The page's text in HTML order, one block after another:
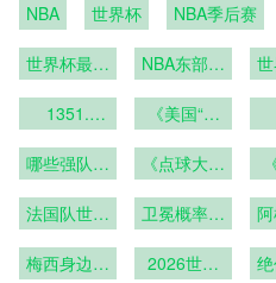
NBA 世界杯 NBA季后赛
世界杯最后
将上演：波
利；科索沃
NBA东部季
1351.
2026年世
界杯加时赛
第120分钟
换人规则的
战术意义
《美国“超
幕式！
员能否从太
福？》
哪些强队可
局？》
《点球大战
2026世界
可能成
法国队世界
卫冕概率几
梅西身边强
2026世界